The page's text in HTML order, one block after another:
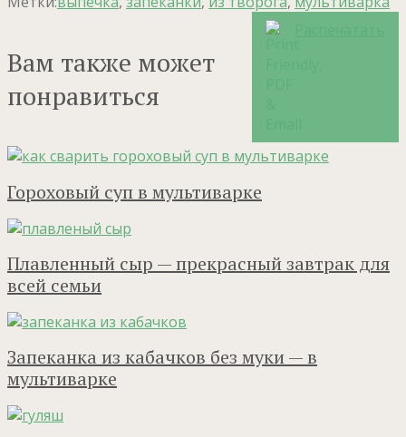
Вам также может
понравиться
Гороховый суп в мультиварке
Плавленный сыр — прекрасный завтрак для
всей семьи
Запеканка из кабачков без муки — в
мультиварке